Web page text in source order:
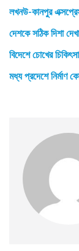
লখনউ-কানপুর
দেশকে সঠিক দিশা
বিদেশে চোখের
মধ্য প্রদেশে নির্মাণ